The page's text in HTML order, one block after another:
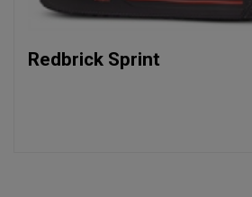
Redbrick Sprint